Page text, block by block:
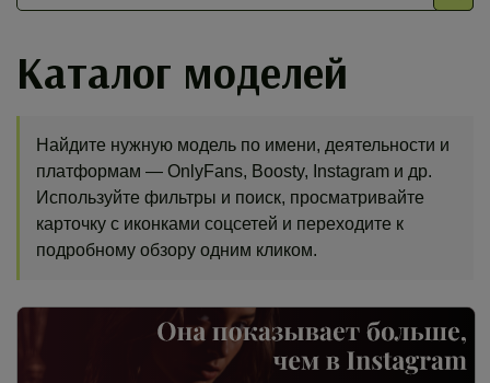
Каталог моделей
Найдите нужную модель по имени, деятельности и
платформам — OnlyFans, Boosty, Instagram и др.
Используйте фильтры и поиск, просматривайте
карточку с иконками соцсетей и переходите к
подробному обзору одним кликом.